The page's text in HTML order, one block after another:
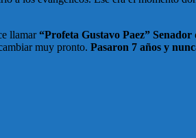
llamar“Profeta Gustavo Paez”
muy pronto. Pasaron 7 años y